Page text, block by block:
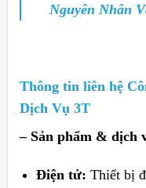
Nguyên Nhân
Thông tin liên hệ
Dịch Vụ 3T
– Sản phẩm & dịch
Điện tử: Thiết bị